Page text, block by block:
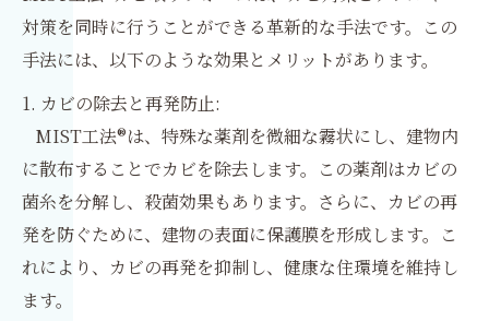
対策を同時に行うことができる革新的な手法です。この
手法には、以下のような効果とメリットがあります。
1. カビの除去と再発防止:
MIST工法®は、特殊な薬剤を微細な霧状にし、建物内
に散布することでカビを除去します。この薬剤はカビの
菌糸を分解し、殺菌効果もあります。さらに、カビの再
発を防ぐために、建物の表面に保護膜を形成します。こ
れにより、カビの再発を抑制し、健康な住環境を維持し
ます。